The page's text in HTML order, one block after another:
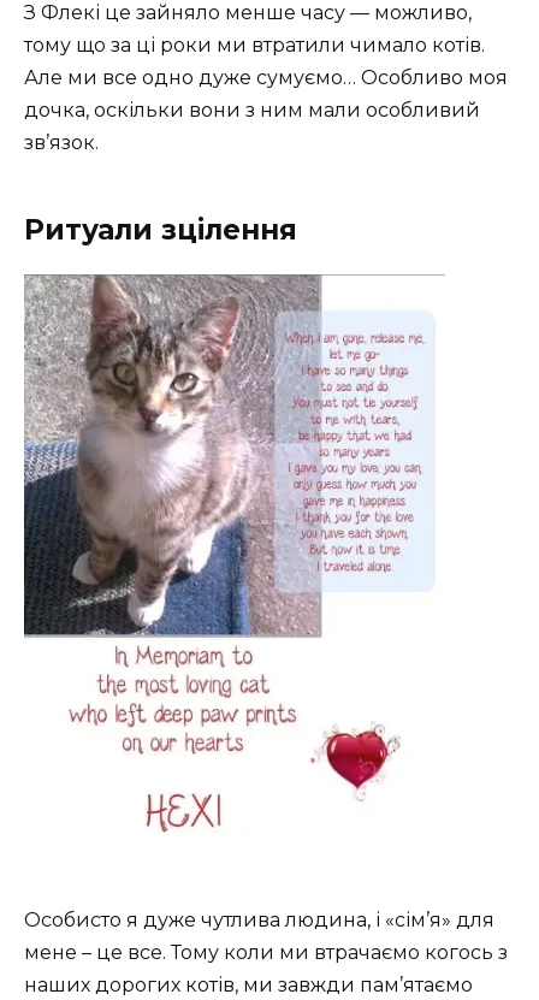
З Флекі це зайняло менше часу — можливо,
тому що за ці роки ми втратили чимало котів.
Але ми все одно дуже сумуємо… Особливо моя
дочка, оскільки вони з ним мали особливий
зв’язок.
Ритуали зцілення
Особисто я дуже чутлива людина, і «сім’я» для
мене – це все. Тому коли ми втрачаємо когось з
наших дорогих котів, ми завжди пам’ятаємо